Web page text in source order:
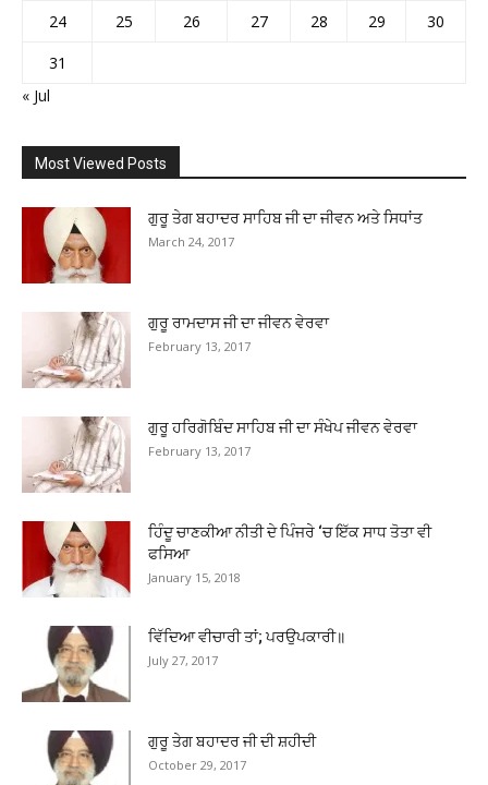
24
25 26 27 28 29
30
31
« Jul
Most Viewed Posts
ਗੁਰੂ ਤੇਗ ਬਹਾਦਰ ਸਾਹਿਬ ਜੀ ਦਾ ਜੀਵਨ ਅਤੇ ਸਿਧਾਂਤ
March 24, 2017
ਗੁਰੂ ਰਾਮਦਾਸ ਜੀ ਦਾ ਜੀਵਨ ਵੇਰਵਾ
February 13, 2017
ਗੁਰੂ ਹਰਿਗੋਬਿੰਦ ਸਾਹਿਬ ਜੀ ਦਾ ਸੰਖੇਪ ਜੀਵਨ ਵੇਰਵਾ
February 13, 2017
ਹਿੰਦੂ ਚਾਣਕੀਆ ਨੀਤੀ ਦੇ ਪਿੰਜਰੇ ‘ਚ ਇੱਕ ਸਾਧ ਤੋਤਾ ਵੀ
ਫਸਿਆ
January 15, 2018
ਵਿੱਦਿਆ ਵੀਚਾਰੀ ਤਾਂ; ਪਰਉਪਕਾਰੀ॥
July 27, 2017
ਗੁਰੂ ਤੇਗ ਬਹਾਦਰ ਜੀ ਦੀ ਸ਼ਹੀਦੀ
October 29, 2017